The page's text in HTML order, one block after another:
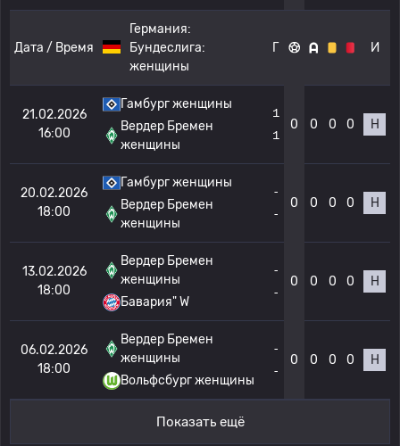
Дата / Время
Германия:
Бундеслига:
женщины
Г И
21.02.2026
16:00
Гамбург женщины
Вердер Бремен
женщины
1
1
0 0 0 0 Н
20.02.2026
18:00
Гамбург женщины
Вердер Бремен
женщины
-
-
0 0 0 0 Н
13.02.2026
18:00
Вердер Бремен
женщины
Бавария" W
-
-
0 0 0 0 Н
06.02.2026
18:00
Вердер Бремен
женщины
Вольфсбург женщины
-
-
0 0 0 0 Н
Показать ещё